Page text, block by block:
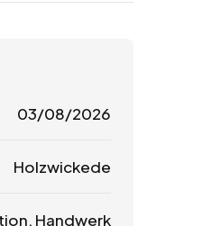
03/08/2026
Holzwickede
Handwerk